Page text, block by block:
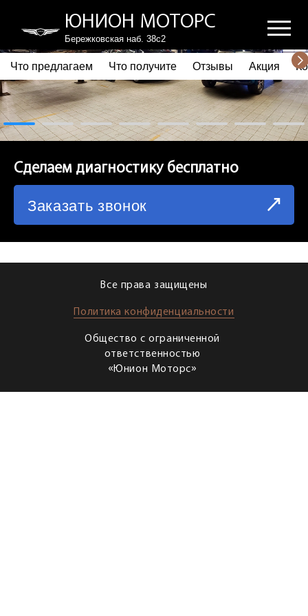
ЮНИОН МОТОРС
Бережковская наб. 38с2
ПОЧЕМУ ВЫБИРАЮТ НАС
ЧТО ПРЕДЛАГАЕМ
ЧТО ПОЛУЧИТЕ
СХЕМА ПРОЕЗДА
Что предлагаем Что получите Отзывы Акция
Сделаем диагностику бесплатно
Заказать звонок
Все права защищены
Политика конфиденциальности
Общество с ограниченной
ответственностью
«Юнион Моторс»